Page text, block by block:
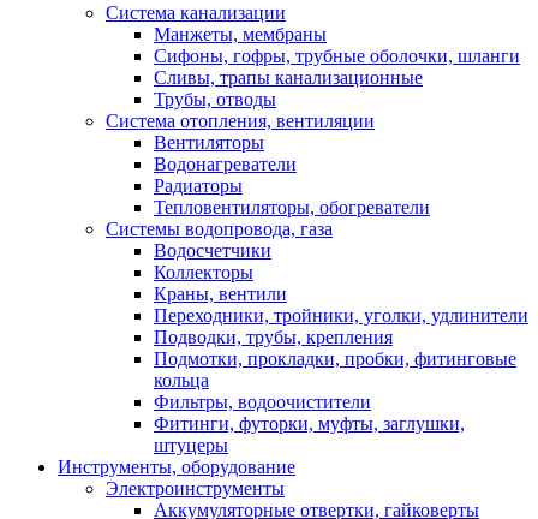
Система канализации
Манжеты, мембраны
Сифоны, гофры, трубные оболочки, шланги
Сливы, трапы канализационные
Трубы, отводы
Система отопления, вентиляции
Вентиляторы
Водонагреватели
Радиаторы
Тепловентиляторы, обогреватели
Системы водопровода, газа
Водосчетчики
Коллекторы
Краны, вентили
Переходники, тройники, уголки, удлинители
Подводки, трубы, крепления
Подмотки, прокладки, пробки, фитинговые
кольца
Фильтры, водоочистители
Фитинги, футорки, муфты, заглушки,
штуцеры
Инструменты, оборудование
Электроинструменты
Аккумуляторные отвертки, гайковерты